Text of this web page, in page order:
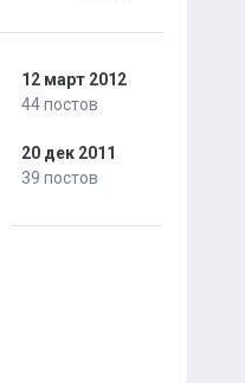
12 март 2012
44 постов
20 дек 2011
39 постов